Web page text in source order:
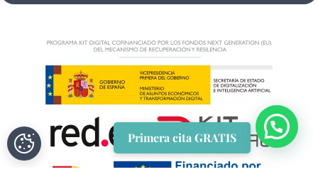
Primera cita GRATIS